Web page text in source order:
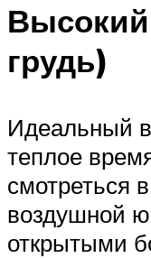
грудь)
Идеальный
теплое
смотреться
воздушной
открытыми